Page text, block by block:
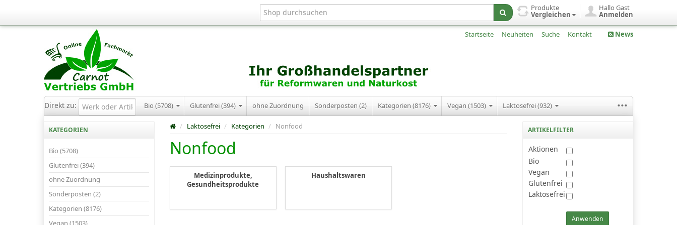
Hallo Gast
Anmelden
Produkte
Vergleichen
Startseite Neuheiten Suche Kontakt News
Direkt zu: Bio (5708) Glutenfrei (394) ohne Zuordnung Sonderposten (2) Kategorien (8176) Vegan (1503) Laktosefrei (932) ...
KATEGORIEN
Bio (5708)
Glutenfrei (394)
ohne Zuordnung
Sonderposten (2)
Kategorien (8176)
Vegan (1503)
/ Laktosefrei / Kategorien / Nonfood
Nonfood
Medizinprodukte,
Gesundheitsprodukte
Haushaltswaren
ARTIKELFILTER
Aktionen
Bio
Vegan
Glutenfrei
Laktosefrei